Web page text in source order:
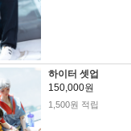
하이터 셋업
150,000원
1,500원 적립